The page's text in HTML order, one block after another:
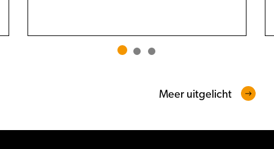
Meer uitgelicht